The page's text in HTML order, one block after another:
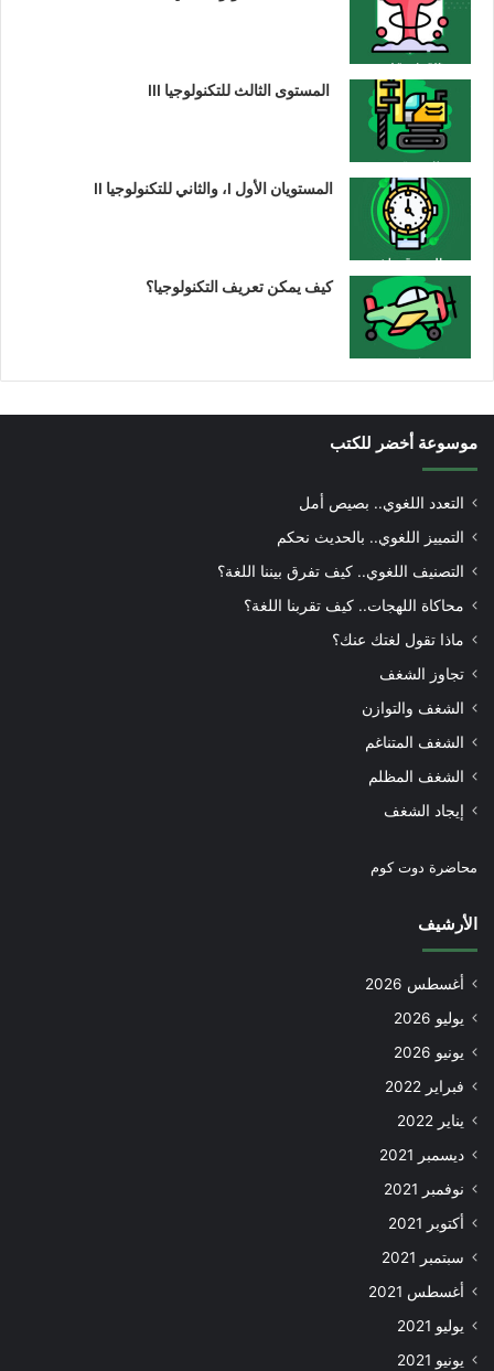
المستوى الثالث للتكنولوجيا III
المستويان الأول I، والثاني للتكنولوجيا II
كيف يمكن تعريف التكنولوجيا؟
موسوعة أخضر للكتب
التعدد اللغوي.. بصيص أمل
التمييز اللغوي.. بالحديث نحكم
التصنيف اللغوي.. كيف تفرق بيننا اللغة؟
محاكاة اللهجات.. كيف تقربنا اللغة؟
ماذا تقول لغتك عنك؟
تجاوز الشغف
الشغف والتوازن
الشغف المتناغم
الشغف المظلم
إيجاد الشغف
محاضرة دوت كوم
الأرشيف
أغسطس 2026
يوليو 2026
يونيو 2026
فبراير 2022
يناير 2022
ديسمبر 2021
نوفمبر 2021
أكتوبر 2021
سبتمبر 2021
أغسطس 2021
يوليو 2021
يونيو 2021